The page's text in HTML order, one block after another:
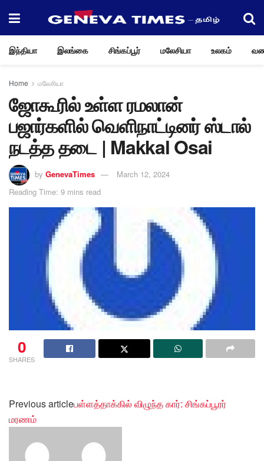
இந்தியா இலங்கை சிங்கப்பூர் மலேசியா உலகம்
Home மலேசியா
ஜோகூரில் உள்ள ரமலான்
பஜார்களில் வெளிநாட்டினர் ஸ்டால்
நடத்த தடை | Makkal Osai
by GenevaTimes
March 12, 2024
Reading Time: 9 mins read
0
SHARES
Previous articleபள்ளத்தாக்கில் விழுந்த கார்: சிங்கப்பூரர்
மரணம்